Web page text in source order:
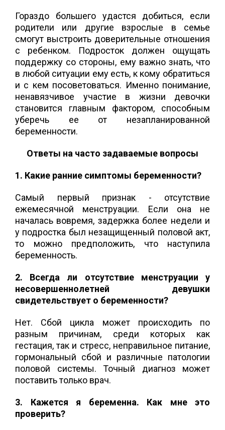
Гораздо большего удастся добиться, если
родители или другие взрослые в семье
смогут выстроить доверительные отношения
с ребенком. Подросток должен ощущать
поддержку со стороны, ему важно знать, что
в любой ситуации ему есть, к кому обратиться
и с кем посоветоваться. Именно понимание,
ненавязчивое участие в жизни девочки
становится главным фактором, способным
уберечь ее от незапланированной
беременности.
Ответы на часто задаваемые вопросы
1. Какие ранние симптомы беременности?
Самый первый признак - отсутствие
ежемесячной менструации. Если она не
началась вовремя, задержка более недели и
у подростка был незащищенный половой акт,
то можно предположить, что наступила
беременность.
2. Всегда ли отсутствие менструации у
несовершеннолетней девушки
свидетельствует о беременности?
Нет. Сбой цикла может происходить по
разным причинам, среди которых как
гестация, так и стресс, неправильное питание,
гормональный сбой и различные патологии
половой системы. Точный диагноз может
поставить только врач.
3. Кажется я беременна. Как мне это
проверить?